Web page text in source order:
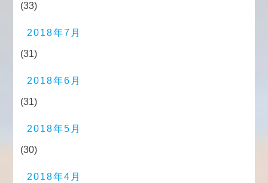
(33)
2018年7月
(31)
2018年6月
(31)
2018年5月
(30)
2018年4月